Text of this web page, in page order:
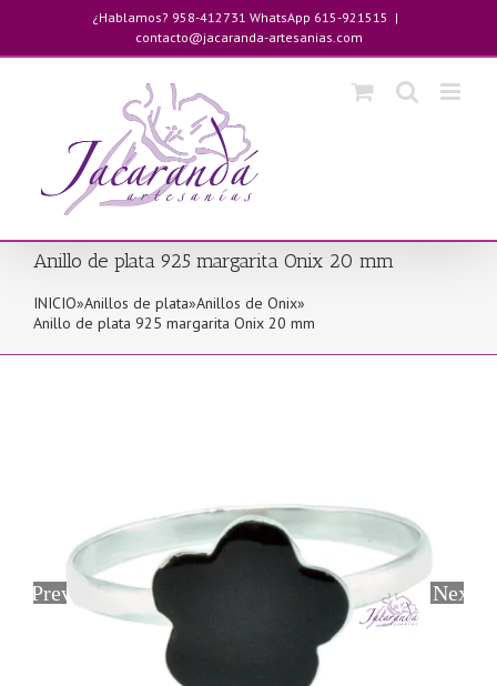
contenido
¿Hablamos? 958-412731 WhatsApp 615-921515 |
contacto@jacaranda-artesanias.com
Anillo de plata 925 margarita Onix 20 mm
INICIO»Anillos de plata»Anillos de Onix»
Anillo de plata 925 margarita Onix 20 mm
Previous Next